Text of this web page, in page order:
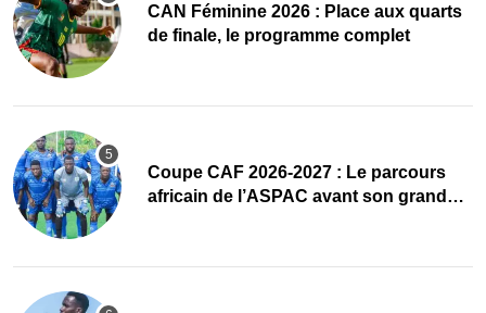
CAN Féminine 2026 : Place aux quarts
de finale, le programme complet
Coupe CAF 2026-2027 : Le parcours
africain de l’ASPAC avant son grand